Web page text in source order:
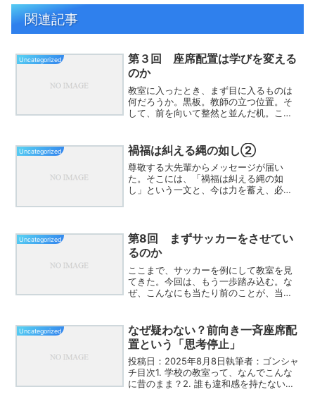
関連記事
Uncategorized
第３回 座席配置は学びを変える
のか
教室に入ったとき、まず目に入るものは
何だろうか。黒板。教師の立つ位置。そ
して、前を向いて整然と並んだ机。この
からである。しかし、ここで一度立ち止
まって考えてみたい。この...
Uncategorized 禍福は糾える縄の如し②
尊敬する大先輩からメッセージが届い
た。そこには、「禍福は糾える縄の如
し」という一文と、今は力を蓄え、必要
けではない。励まし過ぎること...
Uncategorized
第8回 まずサッカーをさせてい
るのか
ここまで、サッカーを例にして教室を見
てきた。今回は、もう一歩踏み込む。な
ぜ、こんなにも当たり前のことが、当た
りすること。これは、学びの前提であ
る。しかし、それがどこに書...
Uncategorized
なぜ疑わない？前向き一斉座席配
置という「思考停止」
投稿日：2025年8月8日執筆者：ゴンシャ
チ目次1. 学校の教室って、なんでこんな
に昔のまま？2. 誰も違和感を持たない理